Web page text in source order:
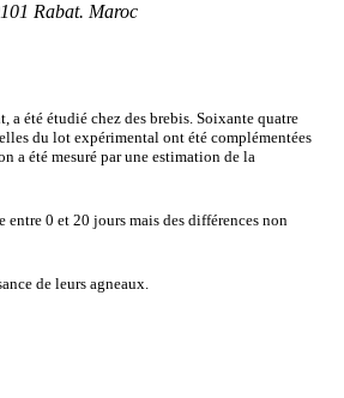
Rabat. Maroc
a été étudié chez des brebis. Soixante quatre
du lot expérimental ont été complémentées
a été mesuré par une estimation de la
entre 0 et 20 jours mais des différences non
de leurs agneaux.